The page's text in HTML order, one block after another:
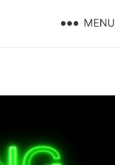
MENU